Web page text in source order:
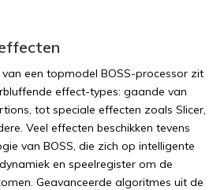
een topmodel BOSS-processor zit
effect-types: gaande van
tot speciale effecten zoals Slicer,
Veel effecten beschikken tevens
van BOSS, die zich op intelligente
en speelregister om de
Geavanceerde algoritmes uit de